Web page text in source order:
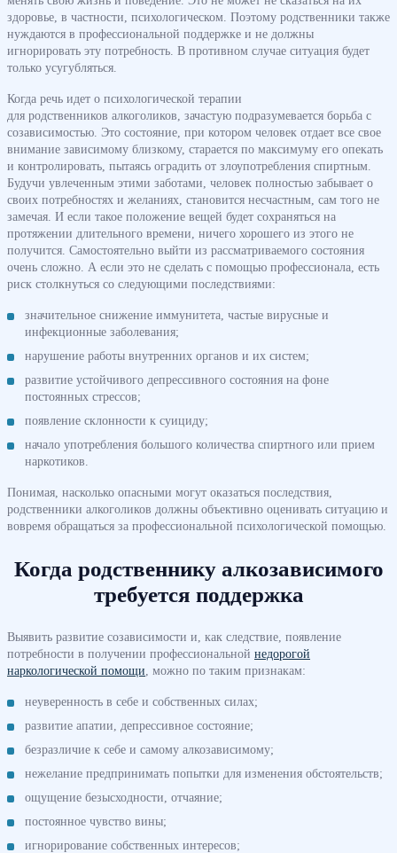
здоровье, в частности, психологическом. Поэтому родственники также
нуждаются в профессиональной поддержке и не должны
игнорировать эту потребность. В противном случае ситуация будет
только усугубляться.
Когда речь идет о психологической терапии
для родственников алкоголиков, зачастую подразумевается борьба с
созависимостью. Это состояние, при котором человек отдает все свое
внимание зависимому близкому, старается по максимуму его опекать
и контролировать, пытаясь оградить от злоупотребления спиртным.
Будучи увлеченным этими заботами, человек полностью забывает о
своих потребностях и желаниях, становится несчастным, сам того не
замечая. И если такое положение вещей будет сохраняться на
протяжении длительного времени, ничего хорошего из этого не
получится. Самостоятельно выйти из рассматриваемого состояния
очень сложно. А если это не сделать с помощью профессионала, есть
риск столкнуться со следующими последствиями:
значительное снижение иммунитета, частые вирусные и
инфекционные заболевания;
нарушение работы внутренних органов и их систем;
развитие устойчивого депрессивного состояния на фоне
постоянных стрессов;
появление склонности к суициду;
начало употребления большого количества спиртного или прием
наркотиков.
Понимая, насколько опасными могут оказаться последствия,
родственники алкоголиков должны объективно оценивать ситуацию и
вовремя обращаться за профессиональной психологической помощью.
Когда родственнику алкозависимого
требуется поддержка
Выявить развитие созависимости и, как следствие, появление
потребности в получении профессиональной недорогой
наркологической помощи , можно по таким признакам:
неуверенность в себе и собственных силах;
развитие апатии, депрессивное состояние;
безразличие к себе и самому алкозависимому;
нежелание предпринимать попытки для изменения обстоятельств;
ощущение безысходности, отчаяние;
постоянное чувство вины;
игнорирование собственных интересов;